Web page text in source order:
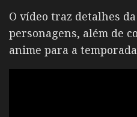
O vídeo traz detalhes
personagens, além de
anime para a